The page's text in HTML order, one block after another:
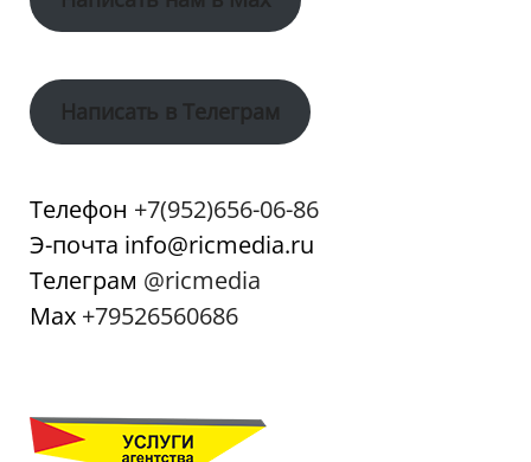
Написать в Телеграм
Телефон +7(952)656-06-86
Э-почта info@ricmedia.ru
Телеграм @ricmedia
Мах +79526560686